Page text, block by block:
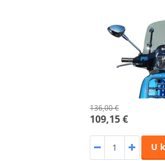
136,00 €
109,15 €
U